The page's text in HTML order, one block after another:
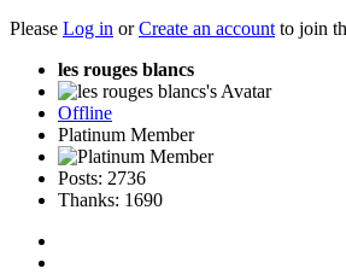
Please Log in orCreate an account to join
les rouges blancs
Offline
Platinum Member
Posts: 2736
Thanks: 1690